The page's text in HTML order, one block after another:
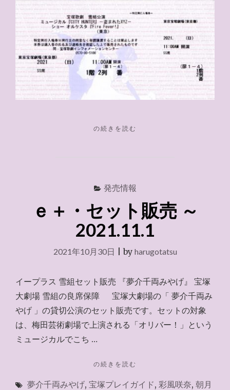
"CITY
階
２
列"
の続きを読む
発売情報
ｅ＋・セット販売 ～
2021.11.1
2021年10月30日 |by harugotatsu
イープラス 雪組セット販売 『夢介千両みやげ』 宝塚
大劇場 雪組の良席保障 宝塚大劇場の「 夢介千両み
やげ 」の貸切公演のセット販売です。セットの対象
は、梅田芸術劇場で上演される「オリバー！」という
ミュージカルでこち …
"Ｅ
セ
の続きを読む
夢介千両みやげ, 宝塚プレイガイド, 彩風咲奈, 朝月